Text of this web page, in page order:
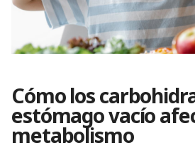
Cómo los
estómago vacío
metabolismo